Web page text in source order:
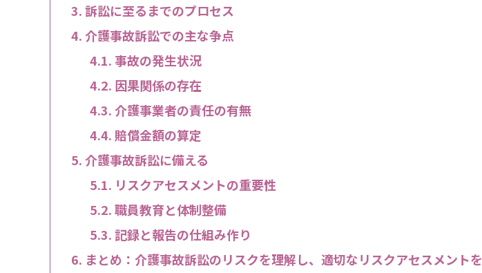
訴訟に至るまでのプロセス
介護事故訴訟での主な争点
事故の発生状況
因果関係の存在
介護事業者の責任の有無
賠償金額の算定
介護事故訴訟に備える
リスクアセスメントの重要性
職員教育と体制整備
記録と報告の仕組み作り
まとめ：介護事故訴訟のリスクを理解し、適切なリスクアセスメントを